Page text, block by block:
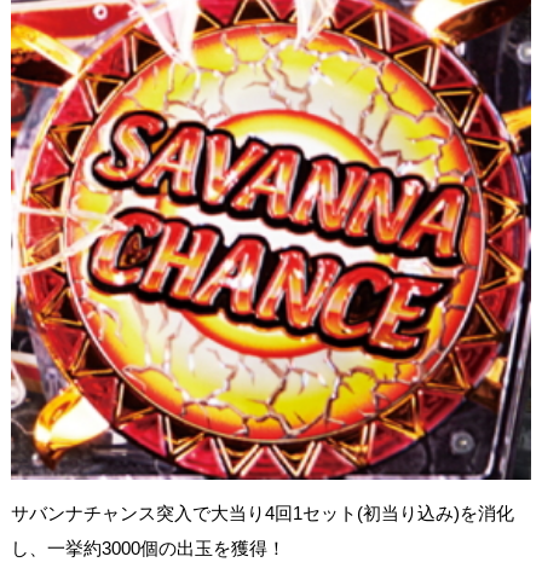
サバンナチャンス突入で大当り4回1セット(初当り込み)を消化
し、一挙約3000個の出玉を獲得！